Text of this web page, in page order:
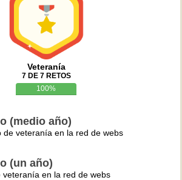
Veteranía
7 DE 7 RETOS
100%
(medio año)
de veteranía en la red de webs
(un año)
veteranía en la red de webs